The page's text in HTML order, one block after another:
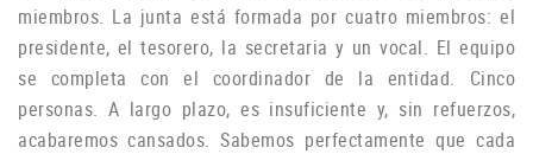
miembros. La junta está formada por cuatro miembros: el
presidente, el tesorero, la secretaria y un vocal. El equipo
se completa con el coordinador de la entidad. Cinco
personas. A largo plazo, es insuficiente y, sin refuerzos,
acabaremos cansados.Sabemos perfectamente que cada